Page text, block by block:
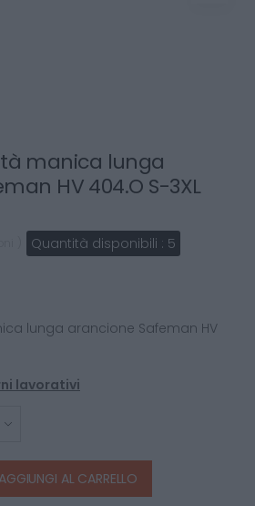
manica lunga
HV 404.O S-3XL
Quantità disponibili : 5
lunga arancione Safeman HV
lavorativi
AGGIUNGI AL CARRELLO